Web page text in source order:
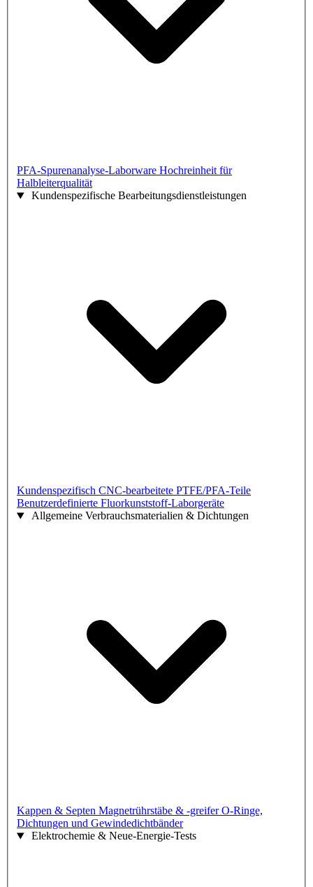
PFA-Spurenanalyse-Laborware Hochreinheit für
Halbleiterqualität
Kundenspezifische Bearbeitungsdienstleistungen
Kundenspezifisch CNC-bearbeitete PTFE/PFA-Teile
Benutzerdefinierte Fluorkunststoff-Laborgeräte
Allgemeine Verbrauchsmaterialien & Dichtungen
Kappen & Septen Magnetrührstäbe & -greiferO-Ringe,
Dichtungen und Gewindedichtbänder
Elektrochemie & Neue-Energie-Tests